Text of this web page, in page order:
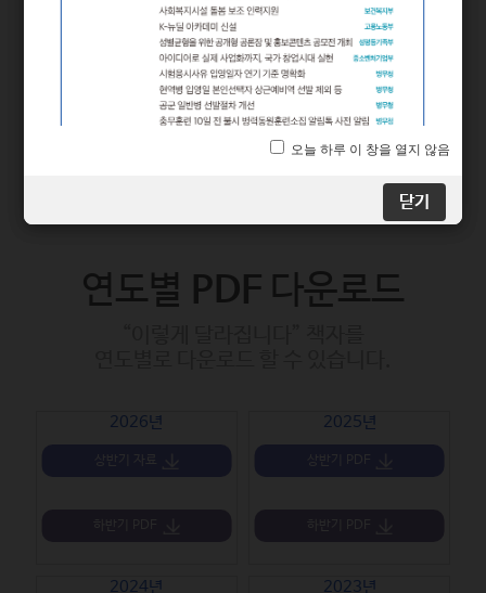
2025년 상반기부터 달라지는
시기별정책
연도별 PDF 다운로드
2026년 2025년
2024년 2023년
닫기
닫기